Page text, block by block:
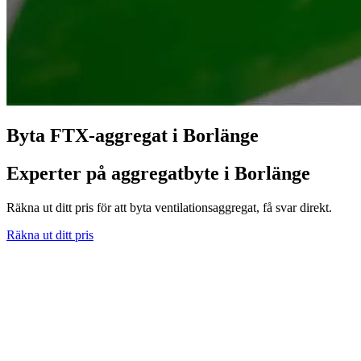
Byta FTX-aggregat i Borlänge
Experter på aggregatbyte i Borlänge
Räkna ut ditt pris för att byta ventilationsaggregat, få svar direkt.
Räkna ut ditt pris